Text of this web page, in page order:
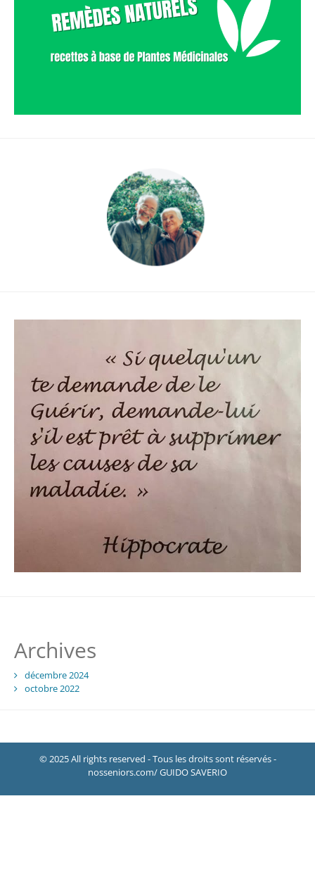
Archives
décembre 2024
octobre 2022
© 2025 All rights reserved - Tous les droits sont réservés -
nosseniors.com/ GUIDO SAVERIO